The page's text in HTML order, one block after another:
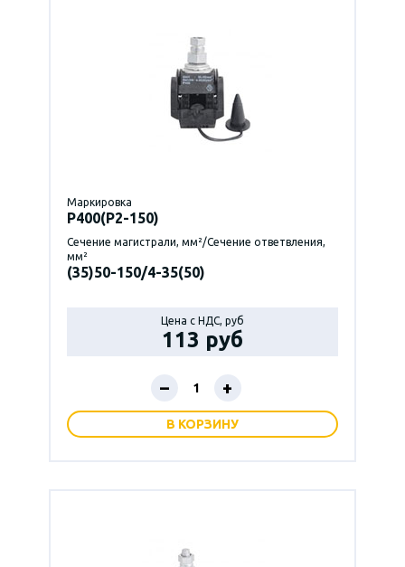
Маркировка
P400(Р2-150)
Сечение магистрали, мм²/Сечение ответвления,
мм²
(35)50-150/4-35(50)
Цена с НДС, руб
113 руб
– +
В КОРЗИНУ